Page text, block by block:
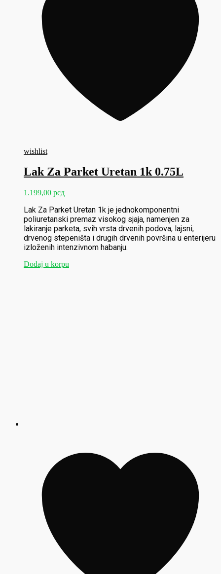
wishlist
Lak Za Parket Uretan 1k 0.75L
1.199,00 рсд
Lak Za Parket Uretan 1k je jednokomponentni
poliuretanski premaz visokog sjaja, namenjen za
lakiranje parketa, svih vrsta drvenih podova, lajsni,
drvenog stepeništa i drugih drvenih površina u enterijeru
izloženih intenzivnom habanju.
Dodaj u korpu